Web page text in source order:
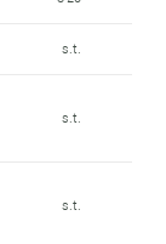
s.t.
s.t.
s.t.